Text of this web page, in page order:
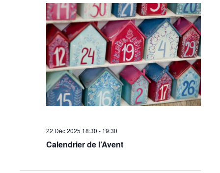
22 Déc 2025 18:30 - 19:30
Calendrier de l’Avent